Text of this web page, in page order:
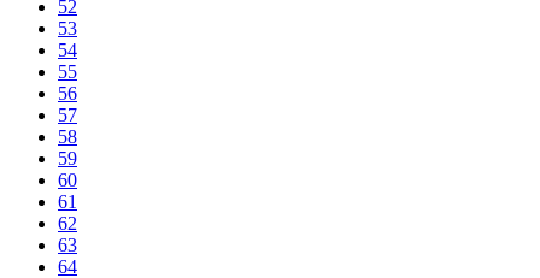
52
53
54
55
56
57
58
59
60
61
62
63
64